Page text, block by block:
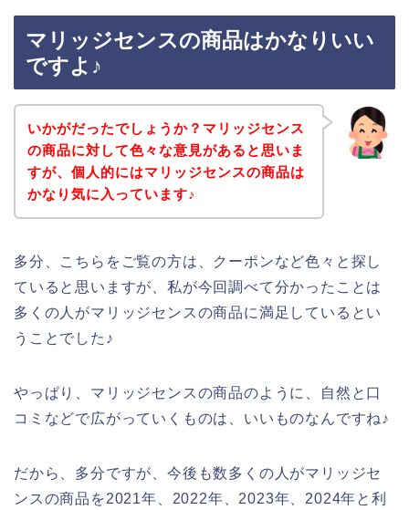
マリッジセンスの商品はかなりいい
ですよ♪
いかがだったでしょうか？マリッジセンス
の商品に対して色々な意見があると思いま
すが、個人的にはマリッジセンスの商品は
かなり気に入っています♪
多分、こちらをご覧の方は、クーポンなど色々と探し
ていると思いますが、私が今回調べて分かったことは
多くの人がマリッジセンスの商品に満足しているとい
うことでした♪
やっぱり、マリッジセンスの商品のように、自然と口
コミなどで広がっていくものは、いいものなんですね♪
だから、多分ですが、今後も数多くの人がマリッジセ
ンスの商品を2021年、2022年、2023年、2024年と利